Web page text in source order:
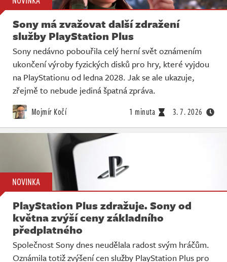
Sony má zvažovat další zdražení
služby PlayStation Plus
Sony nedávno pobouřila celý herní svět oznámením
ukončení výroby fyzických disků pro hry, které vyjdou
na PlayStationu od ledna 2028. Jak se ale ukazuje,
zřejmě to nebude jediná špatná zpráva.
Mojmír Kočí 1 minuta 3. 7. 2026
NOVINKA
PlayStation Plus zdražuje. Sony od
května zvýší ceny základního
předplatného
Společnost Sony dnes neudělala radost svým hráčům.
Oznámila totiž zvýšení cen služby PlayStation Plus pro